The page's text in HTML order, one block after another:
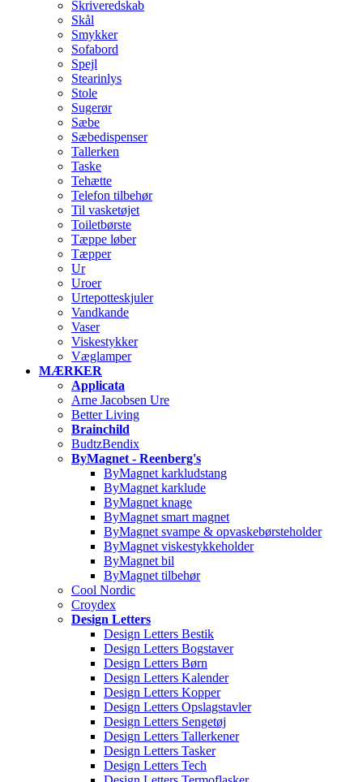
Skriveredskab
Skål
Smykker
Sofabord
Spejl
Stearinlys
Stole
Sugerør
Sæbe
Sæbedispenser
Tallerken
Taske
Tehætte
Telefon tilbehør
Til vasketøjet
Toiletbørste
Tæppe løber
Tæpper
Ur
Uroer
Urtepotteskjuler
Vandkande
Vaser
Viskestykker
Væglamper
MÆRKER
Applicata
Arne Jacobsen Ure
Better Living
Brainchild
BudtzBendix
ByMagnet - Reenberg's
ByMagnet karkludstang
ByMagnet karklude
ByMagnet knage
ByMagnet smart magnet
ByMagnet svampe & opvaskebørsteholder
ByMagnet viskestykkeholder
ByMagnet bil
ByMagnet tilbehør
Cool Nordic
Croydex
Design Letters
Design Letters Bestik
Design Letters Bogstaver
Design Letters Børn
Design Letters Kalender
Design Letters Kopper
Design Letters Opslagstavler
Design Letters Sengetøj
Design Letters Tallerkener
Design Letters Tasker
Design Letters Tech